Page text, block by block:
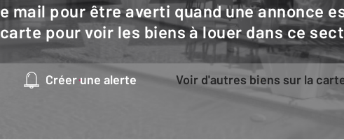
carte pour voir les biens à louer dans ce
Créer une alerte Voir d'autres biens sur la